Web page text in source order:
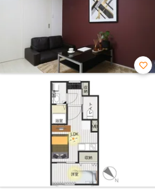
お気